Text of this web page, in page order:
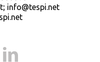
info@tespi.net